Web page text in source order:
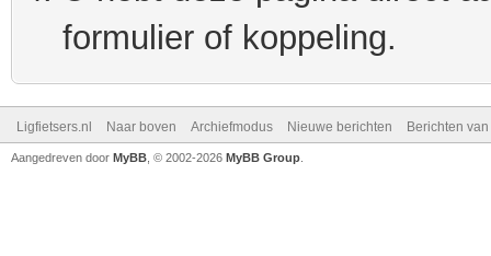
formulier of koppeling.
Ligfietsers.nl Naar boven Archiefmodus Nieuwe berichten Berichten
Aangedreven door MyBB , © 2002-2026 MyBB Group